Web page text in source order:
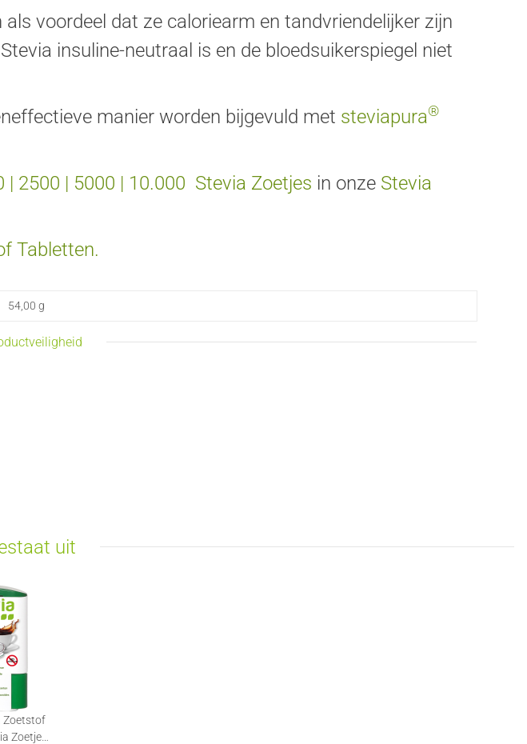
voordeel dat ze caloriearm en tandvriendelijker zijn
insuline-neutraal is en de bloedsuikerspiegel niet
manier worden bijgevuld met steviapura®
| 2500 | 5000 | 10.000 Stevia Zoetjes in onze Stevia
Tabletten.
54,00 g
uit
Zoetstof
Zoetjes |